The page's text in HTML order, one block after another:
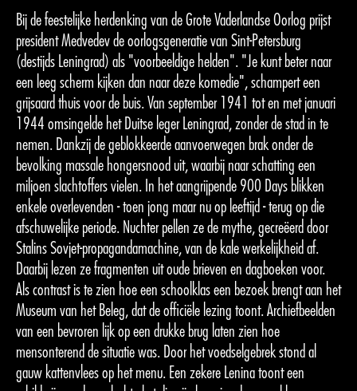
Bij de feestelijke herdenking van de Grote Vaderlandse Oorlog prijst
president Medvedev de oorlogsgeneratie van Sint-Petersburg
(destijds Leningrad) als "voorbeeldige helden". "Je kunt beter naar
een leeg scherm kijken dan naar deze komedie", schampert een
grijsaard thuis voor de buis. Van september 1941 tot en met januari
1944 omsingelde het Duitse leger Leningrad, zonder de stad in te
nemen. Dankzij de geblokkeerde aanvoerwegen brak onder de
bevolking massale hongersnood uit, waarbij naar schatting een
miljoen slachtoffers vielen. In het aangrijpende 900 Days blikken
enkele overlevenden - toen jong maar nu op leeftijd - terug op die
afschuwelijke periode. Nuchter pellen ze de mythe, gecreëerd door
Stalins Sovjet-propagandamachine, van de kale werkelijkheid af.
Daarbij lezen ze fragmenten uit oude brieven en dagboeken voor.
Als contrast is te zien hoe een schoolklas een bezoek brengt aan het
Museum van het Beleg, dat de officiële lezing toont. Archiefbeelden
van een bevroren lijk op een drukke brug laten zien hoe
mensonterend de situatie was. Door het voedselgebrek stond al
gauw kattenvlees op het menu. Een zekere Lenina toont een